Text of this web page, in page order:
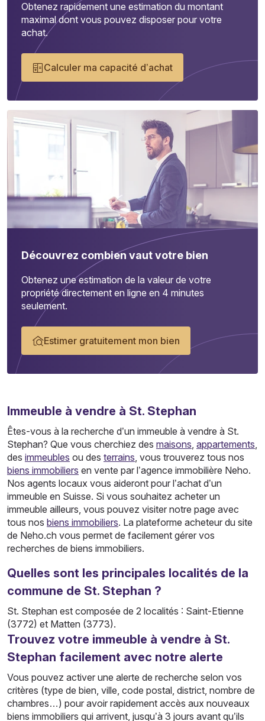
Obtenez rapidement une estimation du montant
maximal dont vous pouvez disposer pour votre
achat.
Calculer ma capacité d’achat
Découvrez combien vaut votre bien
Obtenez une estimation de la valeur de votre
propriété directement en ligne en 4 minutes
seulement.
Estimer gratuitement mon bien
Immeuble à vendre à St. Stephan
Êtes-vous à la recherche d’un immeuble à vendre à St.
Stephan? Que vous cherchiez des maisons, appartements,
des immeubles ou des terrains, vous trouverez tous nos
biens immobiliers en vente par l’agence immobilière Neho.
Nos agents locaux vous aideront pour l’achat d’un
immeuble en Suisse. Si vous souhaitez acheter un
immeuble ailleurs, vous pouvez visiter notre page avec
tous nos biens immobiliers. La plateforme acheteur du site
de Neho.ch vous permet de facilement gérer vos
recherches de biens immobiliers.
Quelles sont les principales localités de la
commune de St. Stephan ?
St. Stephan est composée de 2 localités : Saint-Etienne
(3772) et Matten (3773).
Trouvez votre immeuble à vendre à St.
Stephan facilement avec notre alerte
Vous pouvez activer une alerte de recherche selon vos
critères (type de bien, ville, code postal, district, nombre de
chambres…) pour avoir rapidement accès aux nouveaux
biens immobiliers qui arrivent, jusqu’à 3 jours avant qu’ils